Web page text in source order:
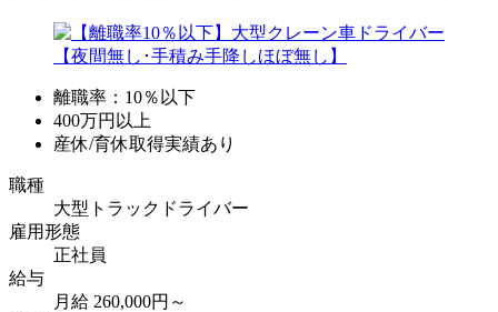
離職率：10％以下
400万円以上
産休/育休取得実績あり
職種
大型トラックドライバー
雇用形態
正社員
給与
月給 260,000円～